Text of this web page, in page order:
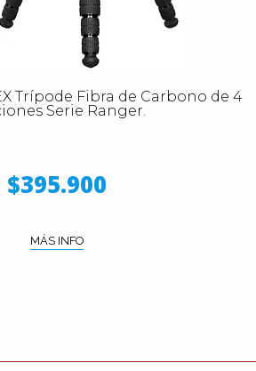
Trípode Fibra de Carbono de 4
Serie Ranger.
$395.900
MÁS INFO